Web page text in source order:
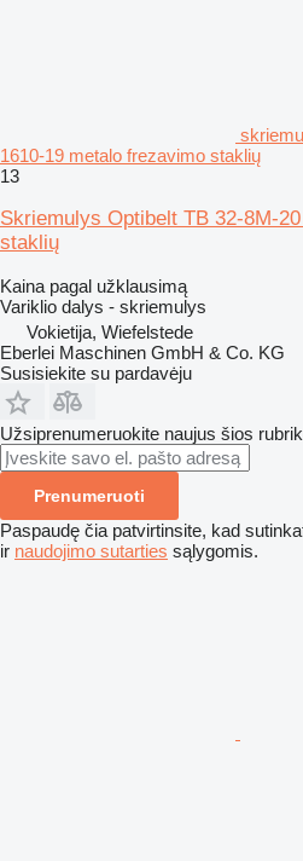
1610-19 metalo frezavimo staklių
13
Skriemulys Optibelt TB 32-8M-
staklių
Kaina pagal užklausimą
Variklio dalys - skriemulys
Vokietija, Wiefelstede
Eberlei Maschinen GmbH & Co. KG
Susisiekite su pardavėju
Užsiprenumeruokite naujus šios
Prenumeruoti
Paspaudę čia patvirtinsite, kad
ir naudojimo sutarties sąlygomis.